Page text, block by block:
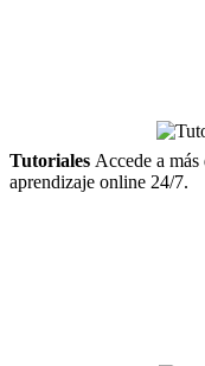
Tutoriales Accede a
aprendizaje online 24/7.